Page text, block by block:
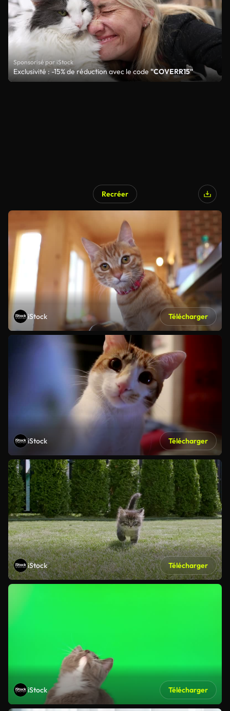
Sponsorisé par iStock
Exclusivité : -15% de réduction avec le code"COVERR15"
Recréer
iStock Télécharger
iStock Télécharger
iStock Télécharger
iStock Télécharger